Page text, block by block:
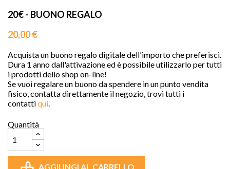
20€ - BUONO REGALO
20,00 €
Acquista un buono regalo digitale dell'importo che preferisci.
Dura 1 anno dall'attivazione ed è possibile utilizzarlo per tutti
i prodotti dello shop on-line!
Se vuoi regalare un buono da spendere in un punto vendita
fisico, contatta direttamente il negozio, trovi tutti i
contattiqui
Quantità
AGGIUNGI AL CARRELLO